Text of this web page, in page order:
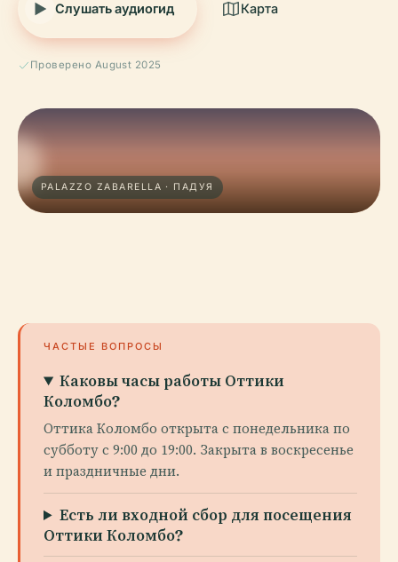
Слушать аудиогид Карта
Проверено August 2025
PALAZZO ZABARELLA · ПАДУЯ
ЧАСТЫЕ ВОПРОСЫ
Каковы часы работы Оттики
Коломбо?
Оттика Коломбо открыта с понедельника по
субботу с 9:00 до 19:00. Закрыта в воскресенье
и праздничные дни.
Есть ли входной сбор для посещения
Оттики Коломбо?